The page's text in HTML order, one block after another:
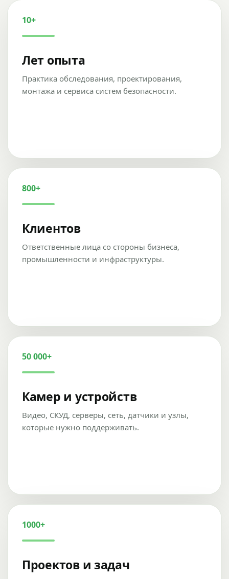
10+
Лет опыта
Практика обследования, проектирования,
монтажа и сервиса систем безопасности.
800+
Клиентов
Ответственные лица со стороны бизнеса,
промышленности и инфраструктуры.
50 000+
Камер и устройств
Видео, СКУД, серверы, сеть, датчики и узлы,
которые нужно поддерживать.
1000+
Проектов и задач